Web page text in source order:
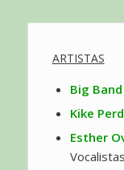
ARTISTAS
Big
Kike
Esther
Vocalistas